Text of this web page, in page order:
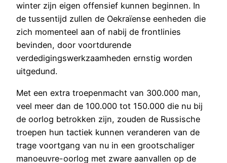
winter zijn eigen offensief kunnen beginnen. In
de tussentijd zullen de Oekraïense eenheden die
zich momenteel aan of nabij de frontlinies
bevinden, door voortdurende
verdedigingswerkzaamheden ernstig worden
uitgedund.
Met een extra troepenmacht van 300.000 man,
veel meer dan de 100.000 tot 150.000 die nu bij
de oorlog betrokken zijn, zouden de Russische
troepen hun tactiek kunnen veranderen van de
trage voortgang van nu in een grootschaliger
manoeuvre-oorlog met zware aanvallen op de